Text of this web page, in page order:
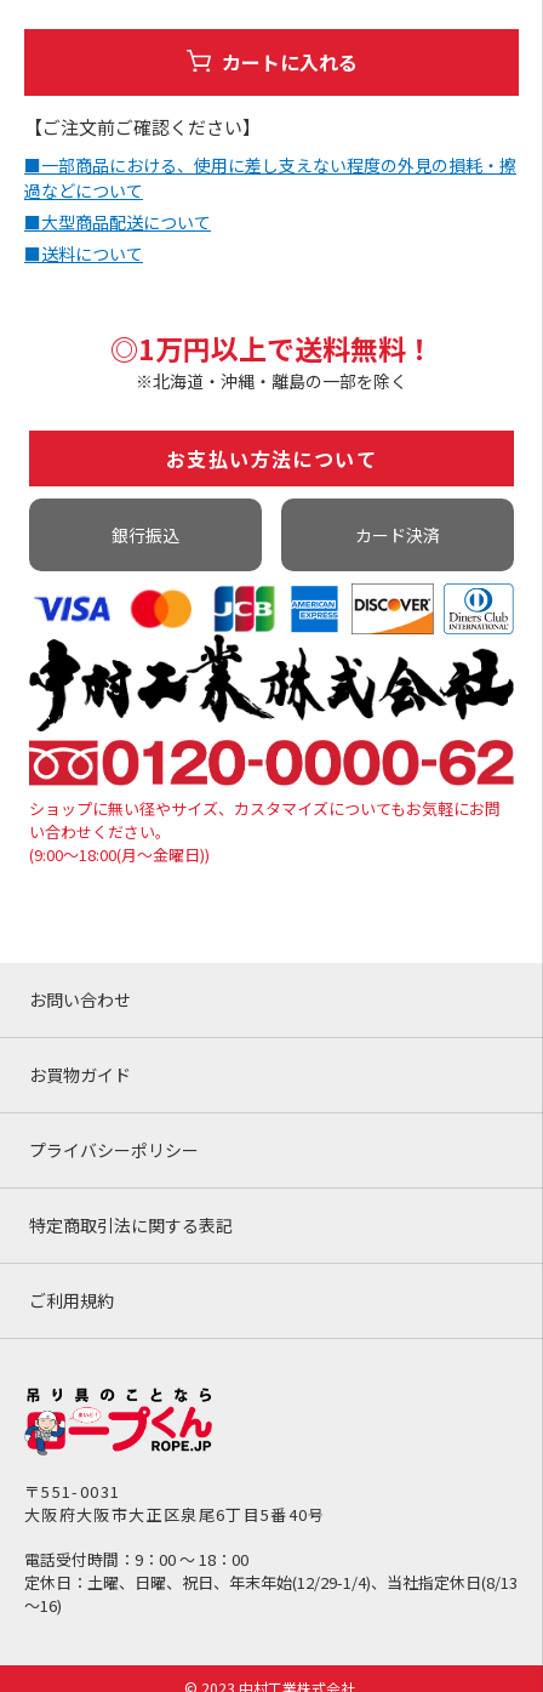
カートに入れる
【ご注文前ご確認ください】
■一部商品における、使用に差し支えない程度の外見の損耗・擦
過などについて
■大型商品配送について
■送料について
◎1万円以上で送料無料！
※北海道・沖縄・離島の一部を除く
お支払い方法について
銀行振込 カード決済
ショップに無い径やサイズ、カスタマイズについてもお気軽にお問
い合わせください。
(9:00～18:00(月～金曜日))
お問い合わせ
お買物ガイド
プライバシーポリシー
特定商取引法に関する表記
ご利用規約
〒551-0031
大阪府大阪市大正区泉尾6丁目5番40号
電話受付時間：9：00 ～ 18：00
定休日：土曜、日曜、祝日、年末年始(12/29-1/4)、当社指定休日(8/13
～16)
© 2023 中村工業株式会社.